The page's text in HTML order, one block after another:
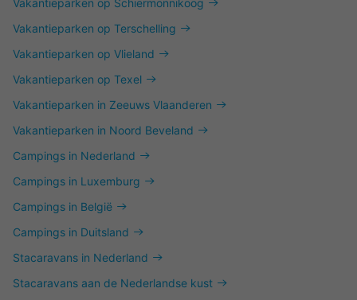
Vakantieparken op Terschelling
Vakantieparken op Vlieland
Vakantieparken op Texel
Vakantieparken in Zeeuws Vlaanderen
Vakantieparken in Noord Beveland
Campings in Nederland
Campings in Luxemburg
Campings in België
Campings in Duitsland
Stacaravans in Nederland
Stacaravans aan de Nederlandse kust